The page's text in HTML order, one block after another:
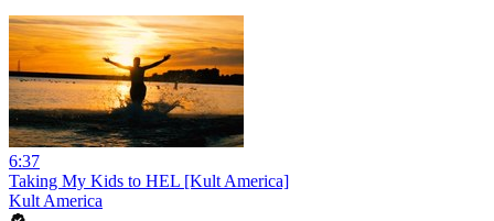
6:37
Taking My Kids to HEL [Kult America]
Kult America